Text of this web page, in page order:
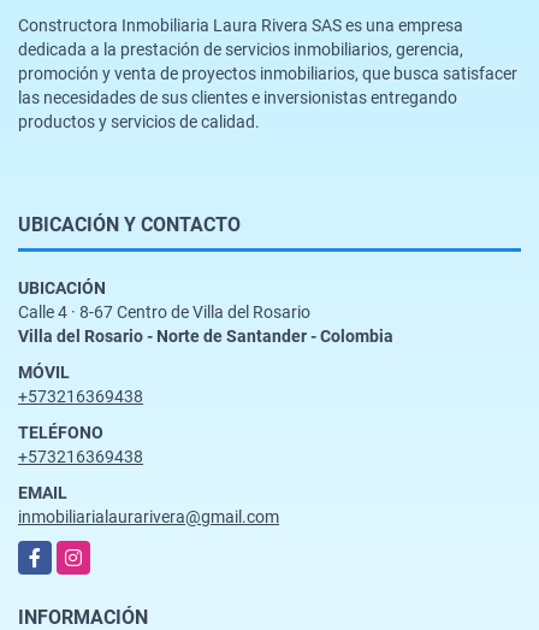
Constructora Inmobiliaria Laura Rivera SAS es una empresa
dedicada a la prestación de servicios inmobiliarios, gerencia,
promoción y venta de proyectos inmobiliarios, que busca satisfacer
las necesidades de sus clientes e inversionistas entregando
productos y servicios de calidad.
UBICACIÓN Y CONTACTO
UBICACIÓN
Calle 4 · 8-67 Centro de Villa del Rosario
Villa del Rosario - Norte de Santander - Colombia
MÓVIL
+573216369438
TELÉFONO
+573216369438
EMAIL
inmobiliarialaurarivera@gmail.com
FacebookInstagram
INFORMACIÓN